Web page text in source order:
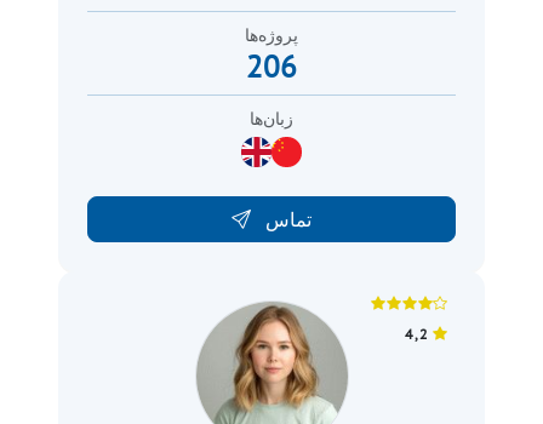
پروژه‌ها
206
زبان‌ها
تماس
4,2